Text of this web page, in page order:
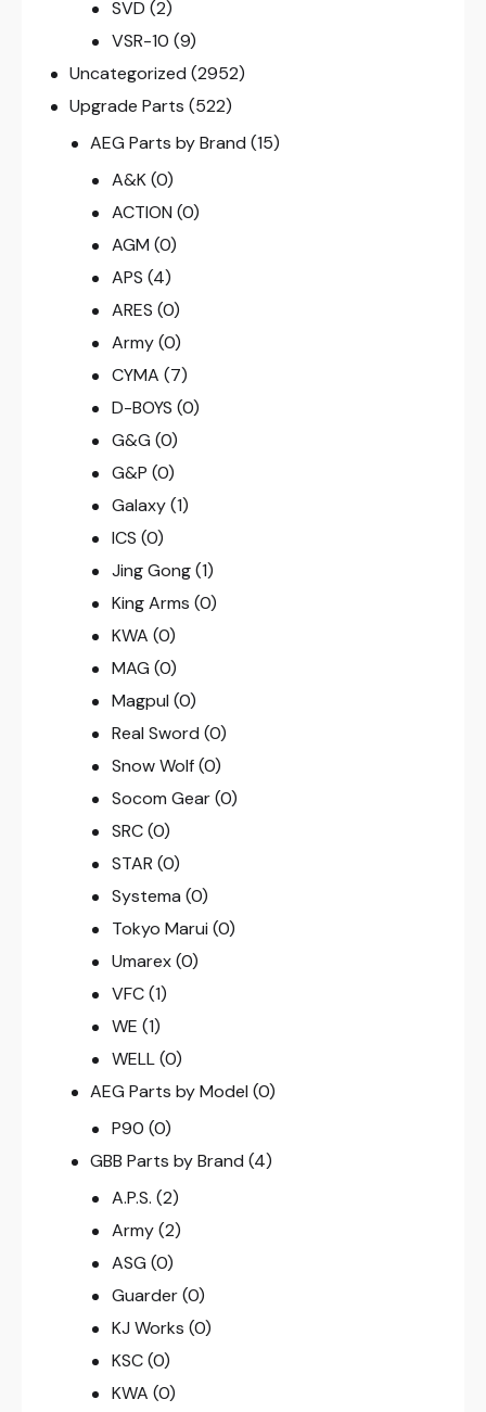
SVD (2)
VSR-10 (9)
Uncategorized (2952)
Upgrade Parts (522)
AEG Parts by Brand (15)
A&K (0)
ACTION (0)
AGM (0)
APS (4)
ARES (0)
Army (0)
CYMA (7)
D-BOYS (0)
G&G (0)
G&P (0)
Galaxy (1)
ICS (0)
Jing Gong (1)
King Arms (0)
KWA (0)
MAG (0)
Magpul (0)
Real Sword (0)
Snow Wolf (0)
Socom Gear (0)
SRC (0)
STAR (0)
Systema (0)
Tokyo Marui (0)
Umarex (0)
VFC (1)
WE (1)
WELL (0)
AEG Parts by Model (0)
P90 (0)
GBB Parts by Brand (4)
A.P.S. (2)
Army (2)
ASG (0)
Guarder (0)
KJ Works (0)
KSC (0)
KWA (0)